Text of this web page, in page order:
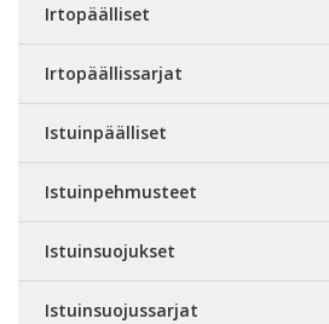
Irtopäälliset
Irtopäällissarjat
Istuinpäälliset
Istuinpehmusteet
Istuinsuojukset
Istuinsuojussarjat